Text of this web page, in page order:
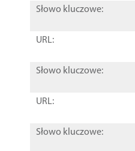
Słowo kluczowe:
URL:
Słowo kluczowe:
URL:
Słowo kluczowe: